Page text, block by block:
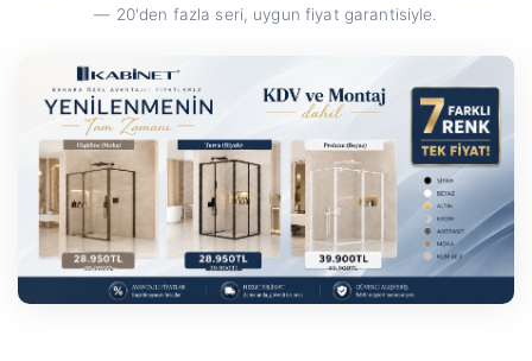
— 20'den fazla seri, uygun fiyat garantisiyle.